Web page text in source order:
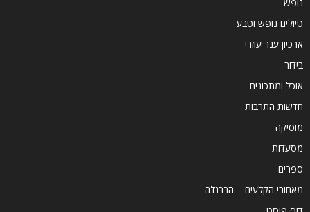
טיולים נופש וטבע
ארכיון ענר עוזרי
בידור
אוכל ומתכונים
חדשות התרבות
מוסיקה
מסעדות
ספרים
מאחורי הקלעים – הברנז'ה